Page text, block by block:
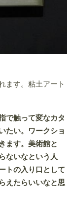
ます。粘土アート
で触って変なカタ
たい。ワークショ
ます。美術館と
ないなという人
トの入り口として
えたらいいなと思